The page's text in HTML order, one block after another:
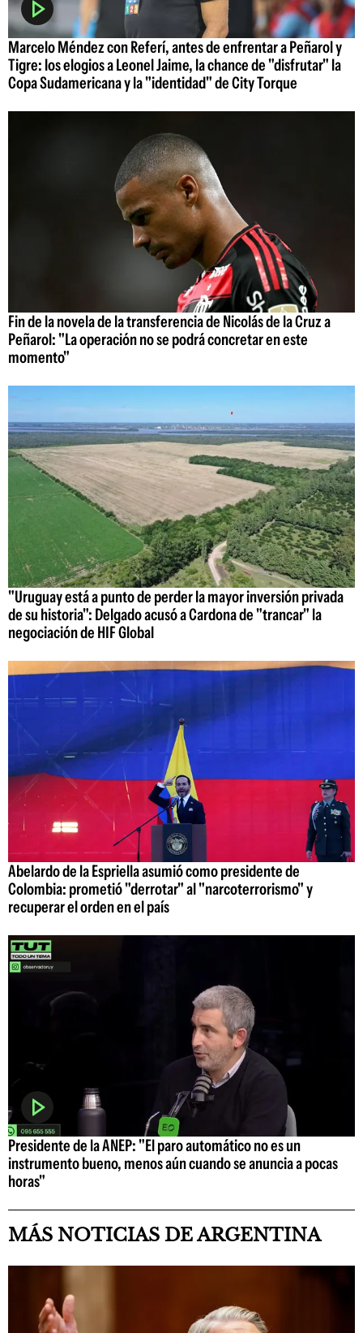
Marcelo Méndez con Referí, antes de enfrentar a Peñarol y
Tigre: los elogios a Leonel Jaime, la chance de "disfrutar" la
Copa Sudamericana y la "identidad" de City Torque
Fin de la novela de la transferencia de Nicolás de la Cruz a
Peñarol: "La operación no se podrá concretar en este
momento"
"Uruguay está a punto de perder la mayor inversión privada
de su historia": Delgado acusó a Cardona de "trancar" la
negociación de HIF Global
Abelardo de la Espriella asumió como presidente de
Colombia: prometió "derrotar" al "narcoterrorismo" y
recuperar el orden en el país
Presidente de la ANEP: "El paro automático no es un
instrumento bueno, menos aún cuando se anuncia a pocas
horas"
MÁS NOTICIAS DE ARGENTINA